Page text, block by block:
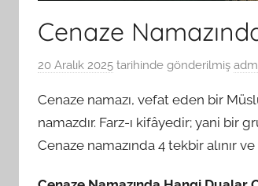
Cenaze
20 Aralık 2025 tarihinde gönderilmiş
Cenaze namazı, vefat eden bir
namazdır. Farz-ı kifâyedir; yani bir
Cenaze namazında 4 tekbir alınır